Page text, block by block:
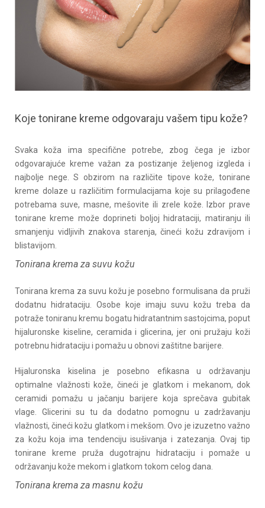
Koje tonirane kreme odgovaraju vašem tipu kože?
Svaka koža ima specifične potrebe, zbog čega je izbor
odgovarajuće kreme važan za postizanje željenog izgleda i
najbolje nege. S obzirom na različite tipove kože, tonirane
kreme dolaze u različitim formulacijama koje su prilagođene
potrebama suve, masne, mešovite ili zrele kože. Izbor prave
tonirane kreme može doprineti boljoj hidrataciji, matiranju ili
smanjenju vidljivih znakova starenja, čineći kožu zdravijom i
blistavijom.
Tonirana krema za suvu kožu
Tonirana krema za suvu kožu je posebno formulisana da pruži
dodatnu hidrataciju. Osobe koje imaju suvu kožu treba da
potraže toniranu kremu bogatu hidratantnim sastojcima, poput
hijaluronske kiseline, ceramida i glicerina, jer oni pružaju koži
potrebnu hidrataciju i pomažu u obnovi zaštitne barijere.
Hijaluronska kiselina je posebno efikasna u održavanju
optimalne vlažnosti kože, čineći je glatkom i mekanom, dok
ceramidi pomažu u jačanju barijere koja sprečava gubitak
vlage. Glicerini su tu da dodatno pomognu u zadržavanju
vlažnosti, čineći kožu glatkom i mekšom. Ovo je izuzetno važno
za kožu koja ima tendenciju isušivanja i zatezanja. Ovaj tip
tonirane kreme pruža dugotrajnu hidrataciju i pomaže u
održavanju kože mekom i glatkom tokom celog dana.
Tonirana krema za masnu kožu